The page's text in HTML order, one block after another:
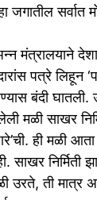
जगातील सर्वात
मंत्रालयाने
पत्रे लिहून
बंदी
मळी साखर
ही मळी
साखर निर्मिती
उरते, ती मात्र